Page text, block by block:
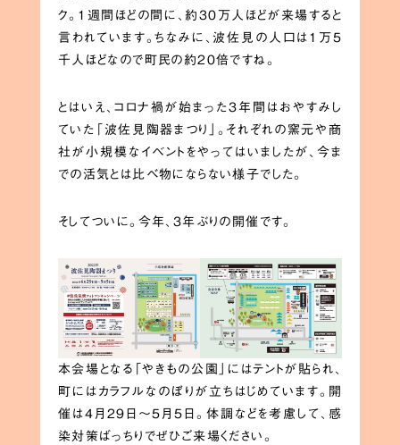
ク。1週間ほどの間に、約30万人ほどが来場すると
言われています。ちなみに、波佐見の人口は1万5
千人ほどなので町民の約20倍ですね。
とはいえ、コロナ禍が始まった3年間はおやすみし
ていた「波佐見陶器まつり」。それぞれの窯元や商
社が小規模なイベントをやってはいましたが、今ま
での活気とは比べ物にならない様子でした。
そしてついに。今年、3年ぶりの開催です。
本会場となる「やきもの公園」にはテントが貼られ、
町にはカラフルなのぼりが立ちはじめています。開
催は4月29日〜5月5日。体調などを考慮して、感
染対策ばっちりでぜひご来場ください。